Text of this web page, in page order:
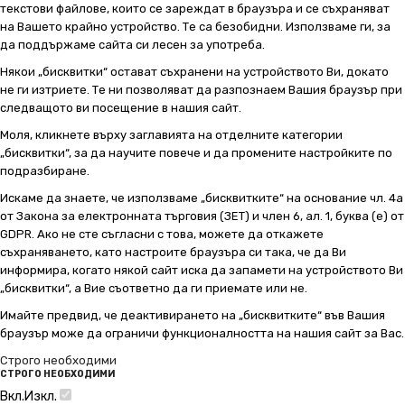
текстови файлове, които се зареждат в браузъра и се съхраняват
на Вашето крайно устройство. Те са безобидни. Използваме ги, за
да поддържаме сайта си лесен за употреба.
Някои „бисквитки“ остават съхранени на устройството Ви, докато
не ги изтриете. Те ни позволяват да разпознаем Вашия браузър при
следващото ви посещение в нашия сайт.
Моля, кликнете върху заглавията на отделните категории
„бисквитки“, за да научите повече и да промените настройките по
подразбиране.
Искаме да знаете, че използваме „бисквитките“ на основание чл. 4а
от Закона за електронната търговия (ЗЕТ) и член 6, ал. 1, буква (е) от
GDPR. Ако не сте съгласни с това, можете да откажете
съхраняването, като настроите браузъра си така, че да Ви
информира, когато някой сайт иска да запамети на устройството Ви
„бисквитки“, а Вие съответно да ги приемате или не.
Имайте предвид, че деактивирането на „бисквитките“ във Вашия
браузър може да ограничи функционалността на нашия сайт за Вас.
Строго необходими
СТРОГО НЕОБХОДИМИ
Вкл.Изкл.